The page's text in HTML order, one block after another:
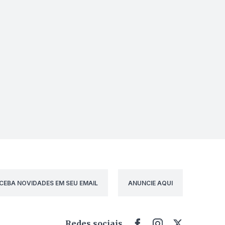
NOVIDADES EM SEU EMAIL ANUNCIE AQUI